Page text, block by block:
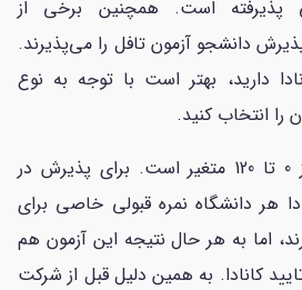
پذیرفته است. همچنین برخی از
دانشجو آزمون تافل را می‌پذیرند.
دارید، بهتر است با توجه به نوع
را انتخاب کنید.
نمره دهی آزمون تافل از 0 تا 120 متغیر است. برای پذیرش در
هر دانشگاه نمره قبولی خاصی برای
اما به هر حال نتیجه این آزمون هم
کانادا. به همین دلیل قبل از شرکت